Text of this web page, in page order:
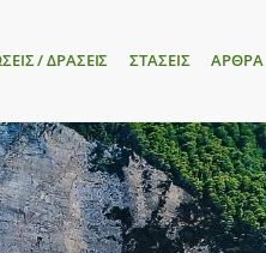
/ ΔΡΑΣΕΙΣ ΣΤΑΣΕΙΣ ΑΡΘΡΑ